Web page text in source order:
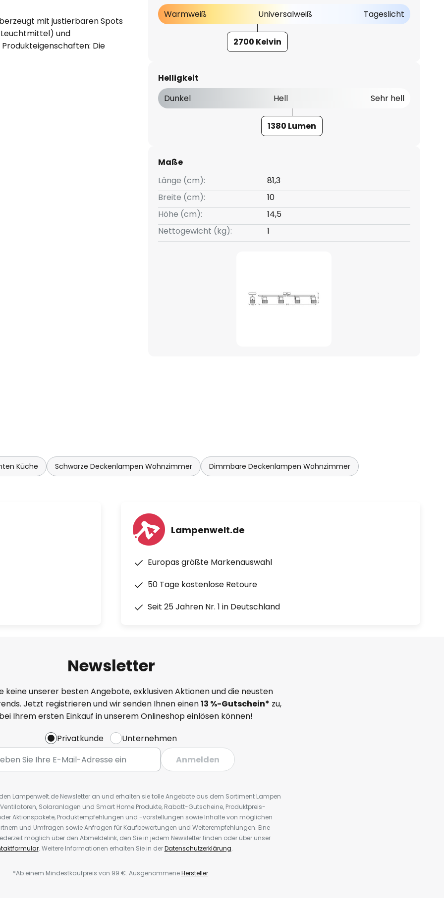
mit justierbaren Spots
Leuchtmittel) und
Die
Warmweiß
Universalweiß Tageslicht
2700 Kelvin
Helligkeit
Dunkel
Hell Sehr hell
1380 Lumen
Maße
Länge (cm):
81,3
Breite (cm):
10
Höhe (cm):
14,5
Nettogewicht (kg):
1
Küche Schwarze Deckenlampen Wohnzimmer Dimmbare Deckenlampen Wohnzimmer
Lampenwelt.de
Europas größte Markenauswahl
50 Tage kostenlose Retoure
Seit 25 Jahren Nr. 1 in Deutschland
Newsletter
keine unserer besten Angebote, exklusiven Aktionen und die neusten
Jetzt registrieren und wir senden Ihnen einen13 %-Gutschein* zu,
Ihrem ersten Einkauf in unserem Onlineshop einlösen können!
Privatkunde
Unternehmen
Anmelden
Lampenwelt.de Newsletter an und erhalten sie tolle Angebote aus dem Sortiment Lampen
Solaranlagen und Smart Home Produkte, Rabatt-Gutscheine, Produktpreis-
Aktionspakete, Produktempfehlungen und -vorstellungen sowie Inhalte von möglichen
und Umfragen sowie Anfragen für Kaufbewertungen und Weiterempfehlungen. Eine
möglich über den Abmeldelink, den Sie in jedem Newsletter finden oder über unser
. Weitere Informationen erhalten Sie in derDatenschutzerklärung.
*Ab einem Mindestkaufpreis von 99 €. AusgenommeneHersteller.